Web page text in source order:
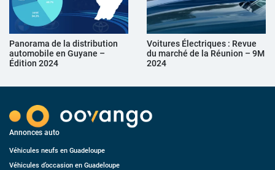
Panorama de la distribution
automobile en Guyane –
Édition 2024
Voitures Électriques : Revue
du marché de la Réunion – 9M
2024
Annonces auto
Véhicules neufs en Guadeloupe
Véhicules d’occasion en Guadeloupe